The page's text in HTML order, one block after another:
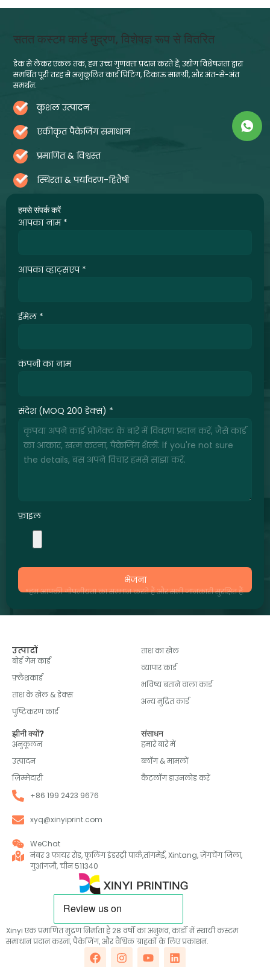
हमसे संपर्क करें
आपका नाम *
आपका व्हाट्सएप *
ईमेल *
कंपनी का नाम
संदेश (MOQ 200 डेक्स) *
फ़ाइल
भेजना
*हम आपकी गोपनीयता का सम्मान करते हैं और सभी जानकारी सुरक्षित हैं.
सतत कस्टम कार्ड मुद्रण, विशेषज्ञ रूप से वितरित
डेक से लेकर एकल तक, हम उच्च गुणवत्ता प्रदान करते हैं, उद्योग विशेषज्ञता द्वारा
समर्थित पूरी तरह से अनुकूलित कार्ड प्रिंटिंग, टिकाऊ सामग्री, और अंत-से-अंत
समर्थन.
कुशल उत्पादन
एकीकृत पैकेजिंग समाधान
प्रमाणित & विश्वस्त
स्थिरता & पर्यावरण-हितैषी
Xinyi एक प्रमाणित मुद्रण निर्माता है 28 वर्षों का अनुभव, कार्डों में स्थायी कस्टम
समाधान प्रदान करना, पैकेजिंग, और वैश्विक ग्राहकों के लिए प्रकाशन.
उत्पादों
बोर्ड गेम कार्ड
फ़्लैशकार्ड
ताश के खेल & डेक्स
पुष्टिकरण कार्ड
ताश का खेल
व्यापार कार्ड
भविष्य बताने वाला कार्ड
अन्य मुद्रित कार्ड
झीनी क्यों?
अनुकूलन
उत्पादन
ज़िम्मेदारी
संसाधन
हमारे बारे में
ब्लॉग & मामलों
कैटलॉग डाउनलोड करें
+86 199 2423 9676
xyq@xinyiprint.com
WeChat
नंबर 3 फायर रोड, फुलिंग इंडस्ट्री पार्क,तांगमेई, Xintang, ज़ेंगचेंग जिला,
गुआंगज़ौ, चीन 511340